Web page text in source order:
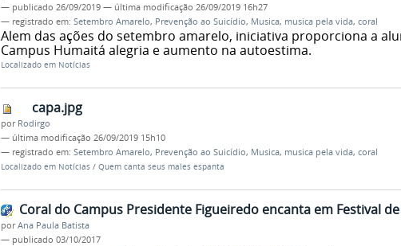
— publicado 26/09/2019 — última modificação 26/09/2019 16h27
— registrado em: Setembro Amarelo, Prevenção ao Suicídio, Musica, musica pela vida, coral
Alem das ações do setembro amarelo, iniciativa proporciona a
Campus Humaitá alegria e aumento na autoestima.
Localizado em Notícias
capa.jpg
por Rodirgo
— última modificação 26/09/2019 15h10
— registrado em: Setembro Amarelo, Prevenção ao Suicídio, Musica, musica pela vida, coral
Localizado em Notícias / Quem canta seus males espanta
Coral do Campus Presidente Figueiredo encanta em Festival
porAna Paula Batista
— publicado 03/10/2017